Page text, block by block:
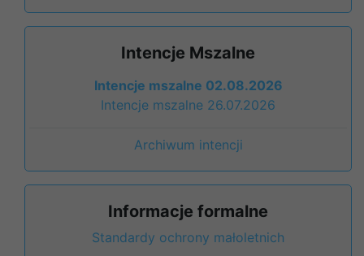
Intencje Mszalne
Intencje mszalne 02.08.2026
Intencje mszalne 26.07.2026
Archiwum intencji
Informacje formalne
Standardy ochrony małoletnich